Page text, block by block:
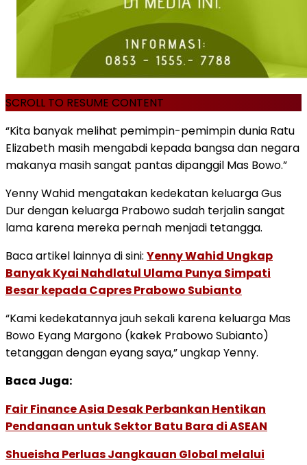
SCROLL TO RESUME CONTENT
“Kita banyak melihat pemimpin-pemimpin dunia Ratu
Elizabeth masih mengabdi kepada bangsa dan negara
makanya masih sangat pantas dipanggil Mas Bowo.”
Yenny Wahid mengatakan kedekatan keluarga Gus
Dur dengan keluarga Prabowo sudah terjalin sangat
lama karena mereka pernah menjadi tetangga.
Baca artikel lainnya di sini: Yenny Wahid Ungkap
Banyak Kyai Nahdlatul Ulama Punya Simpati
Besar kepada Capres Prabowo Subianto
“Kami kedekatannya jauh sekali karena keluarga Mas
Bowo Eyang Margono (kakek Prabowo Subianto)
tetanggan dengan eyang saya,” ungkap Yenny.
Baca Juga:
Fair Finance Asia Desak Perbankan Hentikan
Pendanaan untuk Sektor Batu Bara di ASEAN
Shueisha Perluas Jangkauan Global melalui